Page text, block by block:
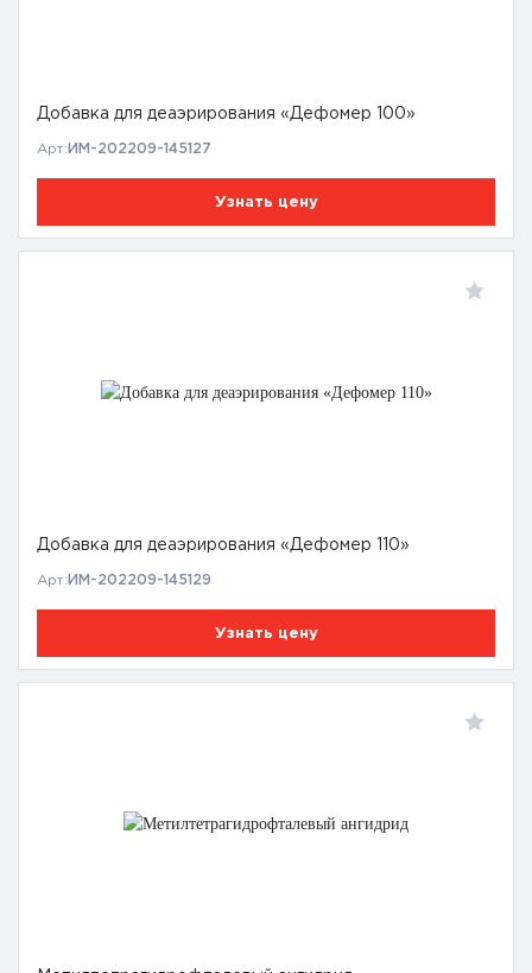
Добавка для деаэрирования «Дефомер 100»
Арт: ИМ-202209-145127
Узнать цену
Добавка для деаэрирования «Дефомер 110»
Арт: ИМ-202209-145129
Узнать цену